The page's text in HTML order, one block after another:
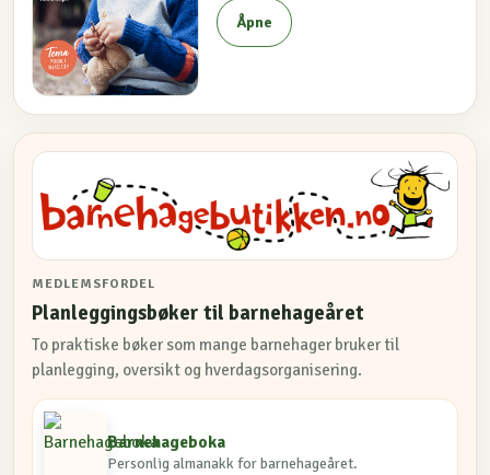
Åpne
MEDLEMSFORDEL
Planleggingsbøker til barnehageåret
To praktiske bøker som mange barnehager bruker til
planlegging, oversikt og hverdagsorganisering.
Barnehageboka
Personlig almanakk for barnehageåret.